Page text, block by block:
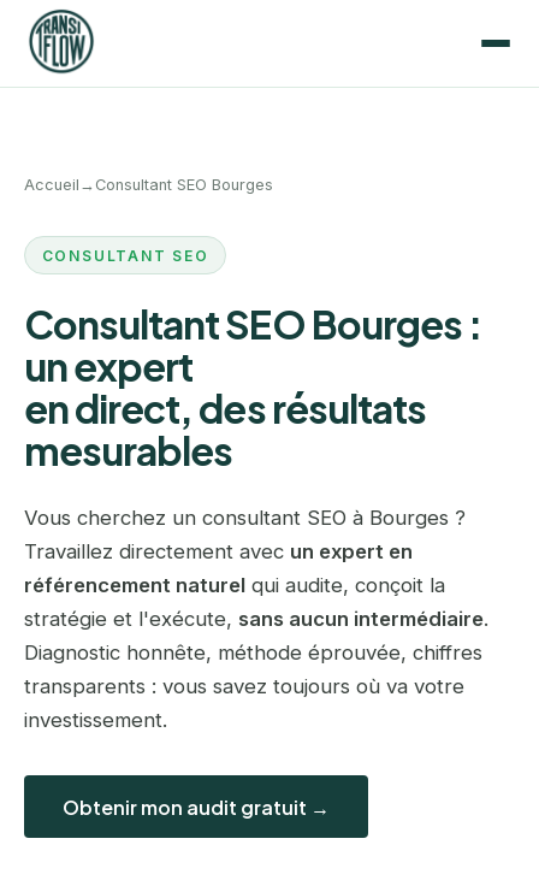
Accueil → Consultant SEO Bourges
CONSULTANT SEO
Consultant SEO Bourges :
un expert
en direct, des résultats
mesurables
Vous cherchez un consultant SEO à Bourges ?
Travaillez directement avec un expert en
référencement naturel qui audite, conçoit la
stratégie et l'exécute, sans aucun intermédiaire.
Diagnostic honnête, méthode éprouvée, chiffres
transparents : vous savez toujours où va votre
investissement.
Obtenir mon audit gratuit →